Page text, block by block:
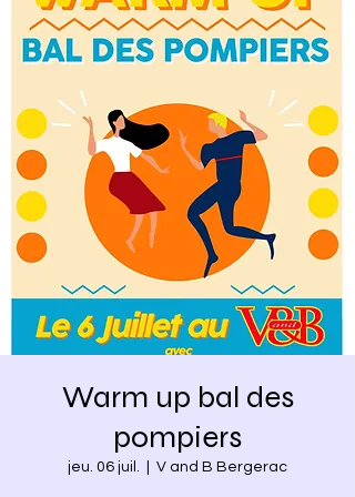
Warm up bal des
pompiers
jeu. 06 juil. V and B Bergerac